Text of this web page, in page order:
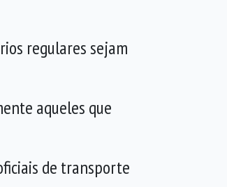
regulares sejam
aqueles que
de transporte